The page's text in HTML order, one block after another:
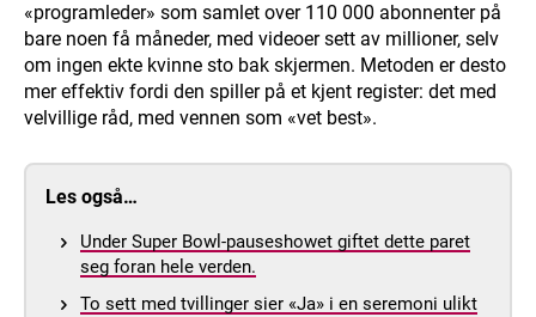
«programleder» som samlet over 110 000 abonnenter på
bare noen få måneder, med videoer sett av millioner, selv
om ingen ekte kvinne sto bak skjermen. Metoden er desto
mer effektiv fordi den spiller på et kjent register: det med
velvillige råd, med vennen som «vet best».
Les også…
Under Super Bowl-pauseshowet giftet dette paret
seg foran hele verden.
To sett med tvillinger sier «Ja» i en seremoni ulikt